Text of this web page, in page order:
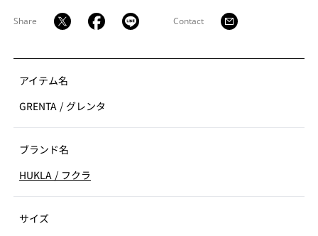
Share Contact
アイテム名
GRENTA / グレンタ
ブランド名
HUKLA / フクラ
サイズ